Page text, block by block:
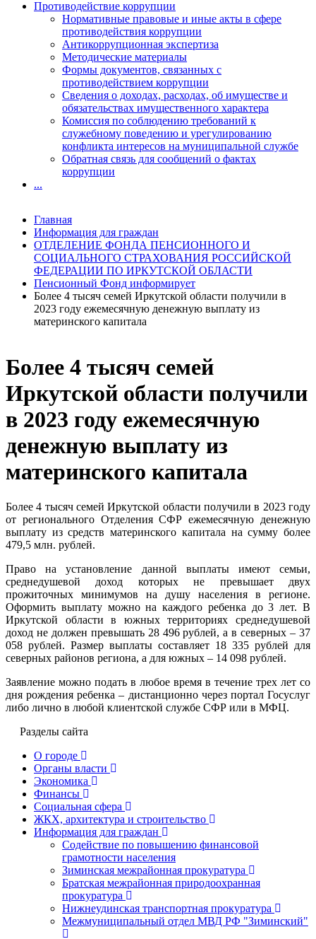
Более 4 тысяч семей
Иркутской области получили
в 2023 году ежемесячную
денежную выплату из
материнского капитала
Более 4 тысяч семей Иркутской области получили в 2023 году
от регионального Отделения СФР ежемесячную денежную
выплату из средств материнского капитала на сумму более
479,5 млн. рублей.
Право на установление данной выплаты имеют семьи,
среднедушевой доход которых не превышает двух
прожиточных минимумов на душу населения в регионе.
Оформить выплату можно на каждого ребенка до 3 лет. В
Иркутской области в южных территориях среднедушевой
доход не должен превышать 28 496 рублей, а в северных – 37
058 рублей. Размер выплаты составляет 18 335 рублей для
северных районов региона, а для южных – 14 098 рублей.
Заявление можно подать в любое время в течение трех лет со
дня рождения ребенка – дистанционно через портал Госуслуг
либо лично в любой клиентской службе СФР или в МФЦ.
Разделы сайта
О городе
Органы власти
Экономика
Финансы
Социальная сфера
ЖКХ, архитектура и строительство
Информация для граждан
Содействие по повышению финансовой
грамотности населения
Зиминская межрайонная прокуратура
Братская межрайонная природоохранная
прокуратура
Нижнеудинская транспортная прокуратура
Межмуниципальный отдел МВД РФ "Зиминский"
Противодействие коррупции
Нормативные правовые и иные акты в сфере
противодействия коррупции
Антикоррупционная экспертиза
Методические материалы
Формы документов, связанных с
противодействием коррупции
Сведения о доходах, расходах, об имуществе и
обязательствах имущественного характера
Комиссия по соблюдению требований к
служебному поведению и урегулированию
конфликта интересов на муниципальной службе
Обратная связь для сообщений о фактах
коррупции
...
Главная
Информация для граждан
ОТДЕЛЕНИЕ ФОНДА ПЕНСИОННОГО И
СОЦИАЛЬНОГО СТРАХОВАНИЯ РОССИЙСКОЙ
ФЕДЕРАЦИИ ПО ИРКУТСКОЙ ОБЛАСТИ
Пенсионный Фонд информирует
Более 4 тысяч семей Иркутской области получили в
2023 году ежемесячную денежную выплату из
материнского капитала